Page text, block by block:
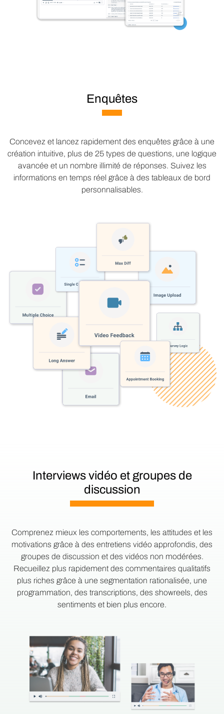
Enquêtes
Concevez et lancez rapidement des enquêtes grâce à une
création intuitive, plus de 25 types de questions, une logique
avancée et un nombre illimité de réponses. Suivez les
informations en temps réel grâce à des tableaux de bord
personnalisables.
Interviews vidéo et groupes de
discussion
Comprenez mieux les comportements, les attitudes et les
motivations grâce à des entretiens vidéo approfondis, des
groupes de discussion et des vidéos non modérées.
Recueillez plus rapidement des commentaires qualitatifs
plus riches grâce à une segmentation rationalisée, une
programmation, des transcriptions, des showreels, des
sentiments et bien plus encore.